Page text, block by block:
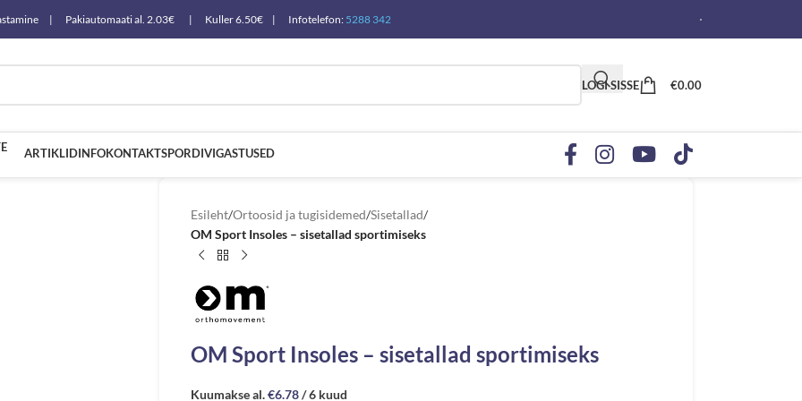
tagastamine | Pakiautomaati al. 2.03€ | Kuller 6.50€ | Infotelefon: 5288 342
LOGI SISSE €0.00
ARTIKLIDINFOKONTAKTSPORDIVIGASTUSED
Esileht/Ortoosid ja tugisidemed/Sisetallad/
OM Sport Insoles – sisetallad sportimiseks
OM Sport Insoles – sisetallad sportimiseks
Kuumakse al.€6.78/ 6 kuud